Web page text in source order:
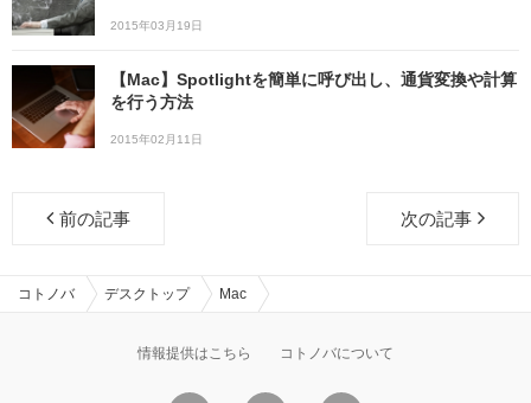
2015年03月19日
【Mac】Spotlightを簡単に呼び出し、通貨変換や計算
を行う方法
2015年02月11日
前の記事 次の記事
コトノバ デスクトップ Mac
情報提供はこちら コトノバについて